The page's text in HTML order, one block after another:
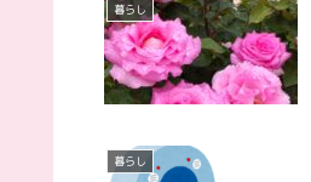
暮らし
暮らし